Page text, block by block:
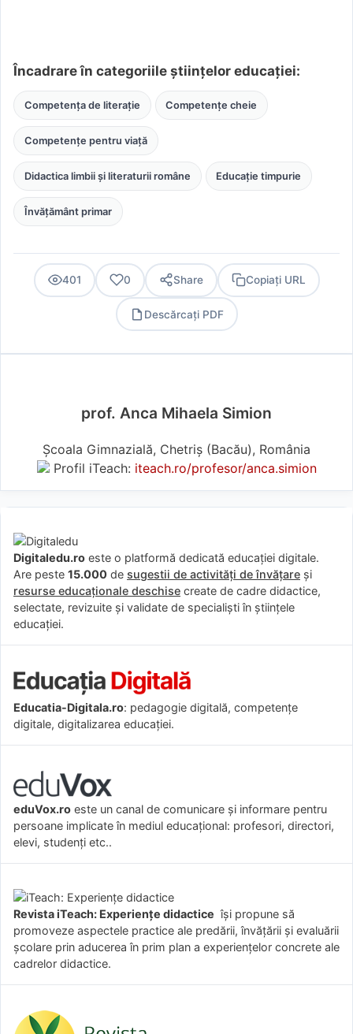
Încadrare în categoriile științelor educației:
Competența de literație Competențe cheie
Competențe pentru viață
Didactica limbii și literaturii române Educație timpurie
Învățământ primar
401 0 Share Copiați URL
Descărcați PDF
prof. Anca Mihaela Simion
Școala Gimnazială, Chetriș (Bacău), România
Profil iTeach: iteach.ro/profesor/anca.simion
Digitaledu.ro este o platformă dedicată educației digitale.
Are peste 15.000 de sugestii de activități de învățare și
resurse educaționale deschise create de cadre didactice,
selectate, revizuite și validate de specialiști în științele
educației.
Educatia-Digitala.ro: pedagogie digitală, competențe
digitale, digitalizarea educației.
eduVox.ro este un canal de comunicare și informare pentru
persoane implicate în mediul educațional: profesori, directori,
elevi, studenți etc..
Revista iTeach: Experienţe didactice îşi propune să
promoveze aspectele practice ale predării, învăţării şi evaluării
şcolare prin aducerea în prim plan a experienţelor concrete ale
cadrelor didactice.